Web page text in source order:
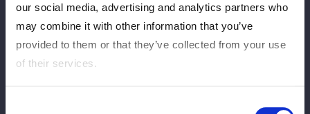
our social media, advertising and analytics partners who
may combine it with other information that you’ve
provided to them or that they’ve collected from your use
of their services.
※購入URLは発売時に告知いたします。
■アーカイブ期間
6月10日（水）23:59まで